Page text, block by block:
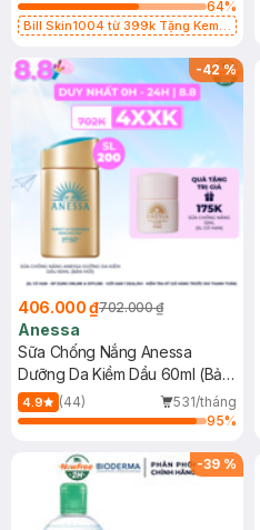
64%
Bill Skin1004 từ 399k Tặng Kem
SPF 50+ 20ml (SL Có Hạn)
-42%
406.000 ₫702.000 ₫
Anessa
Sữa Chống Nắng Anessa
Dưỡng Da Kiềm Dầu 60ml (Bản
Mới)
4.9 (44)
531/tháng
95%
-39 %